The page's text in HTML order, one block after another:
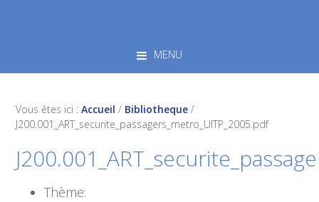
MENU
Vous êtes ici :Accueil / Bibliotheque /
J200.001_ART_securite_passagers_metro_UITP_2005.pdf
Thème: